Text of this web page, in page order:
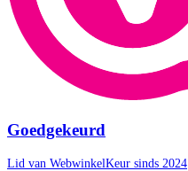
Goedgekeurd
Lid van WebwinkelKeur sinds 2024